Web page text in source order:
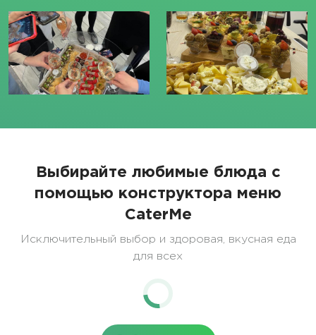
Выбирайте любимые блюда с
помощью конструктора меню
CaterMe
Исключительный выбор и здоровая, вкусная еда
для всех